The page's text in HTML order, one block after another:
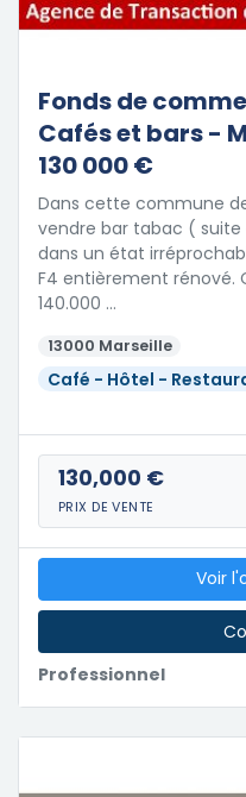
Fonds de
Cafés et bars -
130 000 €
Dans cette commune
vendre bar tabac (
dans un état
F4 entièrement rénové.
140.000 …
13000 Marseille
Café - Hôtel -
130,000 €
PRIX DE VENTE
Professionnel
Voir